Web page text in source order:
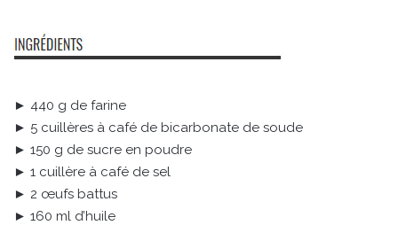
► 440 g de farine
► 5 cuillères à café de bicarbonate de soude
► 150 g de sucre en poudre
► 1 cuillère à café de sel
► 2 œufs battus
► 160 ml d’huile